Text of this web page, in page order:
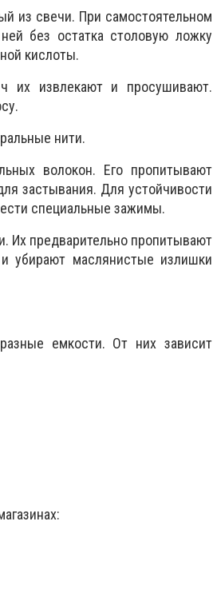
из свечи. При самостоятельном
без остатка столовую ложку
кислоты.
их извлекают и просушивают.
нити.
волокон. Его пропитывают
застывания. Для устойчивости
специальные зажимы.
Их предварительно пропитывают
убирают маслянистые излишки
емкости. От них зависит